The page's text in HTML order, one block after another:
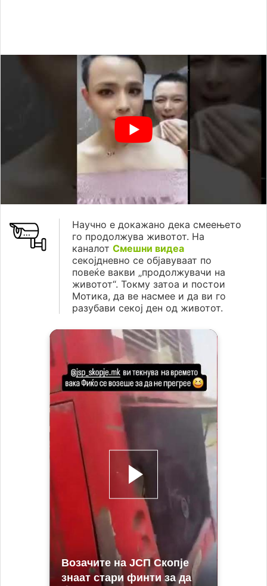
Научно е докажано дека смеењето
го продолжува животот. На
каналот Смешни видеа
секојдневно се објавуваат по
повеќе вакви „продолжувачи на
животот“. Токму затоа и постои
Мотика, да ве насмее и да ви го
разубави секој ден од животот.